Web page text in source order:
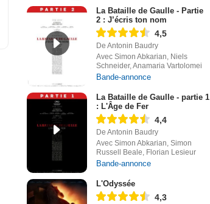
La Bataille de Gaulle - Partie
2 : J’écris ton nom
4,5
De Antonin Baudry
Avec Simon Abkarian, Niels
Schneider, Anamaria Vartolomei
Bande-annonce
La Bataille de Gaulle - partie 1
: L'Âge de Fer
4,4
De Antonin Baudry
Avec Simon Abkarian, Simon
Russell Beale, Florian Lesieur
Bande-annonce
L'Odyssée
4,3